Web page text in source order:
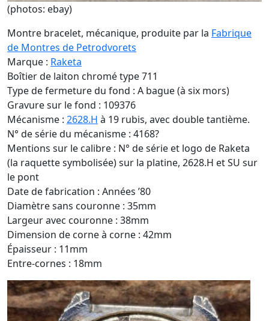
(photos: ebay)
Montre bracelet, mécanique, produite par la Fabrique
de Montres de Petrodvorets
Marque : Raketa
Boîtier de laiton chromé type 711
Type de fermeture du fond : A bague (à six mors)
Gravure sur le fond : 109376
Mécanisme : 2628.H à 19 rubis, avec double tantième.
N° de série du mécanisme : 4168?
Mentions sur le calibre : N° de série et logo de Raketa
(la raquette symbolisée) sur la platine, 2628.H et SU sur
le pont
Date de fabrication : Années ’80
Diamètre sans couronne : 35mm
Largeur avec couronne : 38mm
Dimension de corne à corne : 42mm
Épaisseur : 11mm
Entre-cornes : 18mm